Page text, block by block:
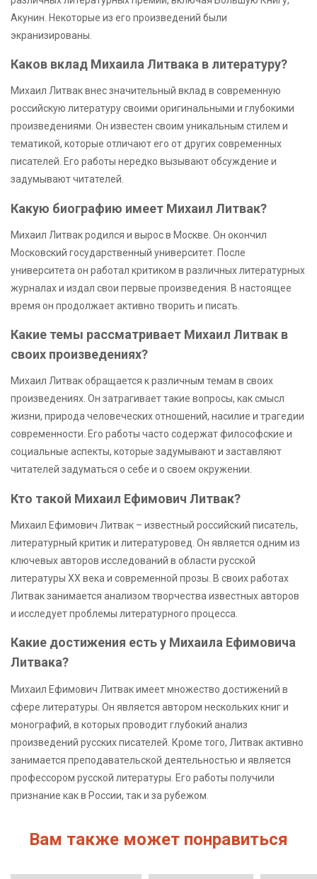
Акунин. Некоторые из его произведений были
экранизированы.
Каков вклад Михаила Литвака в литературу?
Михаил Литвак внес значительный вклад в современную
российскую литературу своими оригинальными и глубокими
произведениями. Он известен своим уникальным стилем и
тематикой, которые отличают его от других современных
писателей. Его работы нередко вызывают обсуждение и
задумывают читателей.
Какую биографию имеет Михаил Литвак?
Михаил Литвак родился и вырос в Москве. Он окончил
Московский государственный университет. После
университета он работал критиком в различных литературных
журналах и издал свои первые произведения. В настоящее
время он продолжает активно творить и писать.
Какие темы рассматривает Михаил Литвак в
своих произведениях?
Михаил Литвак обращается к различным темам в своих
произведениях. Он затрагивает такие вопросы, как смысл
жизни, природа человеческих отношений, насилие и трагедии
современности. Его работы часто содержат философские и
социальные аспекты, которые задумывают и заставляют
читателей задуматься о себе и о своем окружении.
Кто такой Михаил Ефимович Литвак?
Михаил Ефимович Литвак – известный российский писатель,
литературный критик и литературовед. Он является одним из
ключевых авторов исследований в области русской
литературы XX века и современной прозы. В своих работах
Литвак занимается анализом творчества известных авторов
и исследует проблемы литературного процесса.
Какие достижения есть у Михаила Ефимовича
Литвака?
Михаил Ефимович Литвак имеет множество достижений в
сфере литературы. Он является автором нескольких книг и
монографий, в которых проводит глубокий анализ
произведений русских писателей. Кроме того, Литвак активно
занимается преподавательской деятельностью и является
профессором русской литературы. Его работы получили
признание как в России, так и за рубежом.
Вам также может понравиться